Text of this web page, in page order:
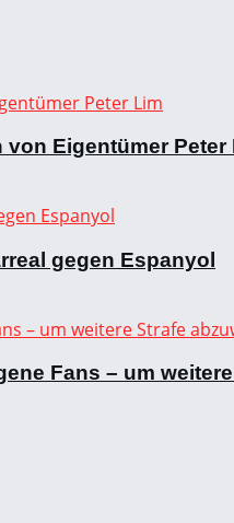
von Eigentümer Peter
gegen Espanyol
Fans – um